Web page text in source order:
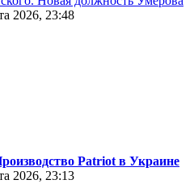
2026, 23:48
Patriot в Украине
2026, 23:13